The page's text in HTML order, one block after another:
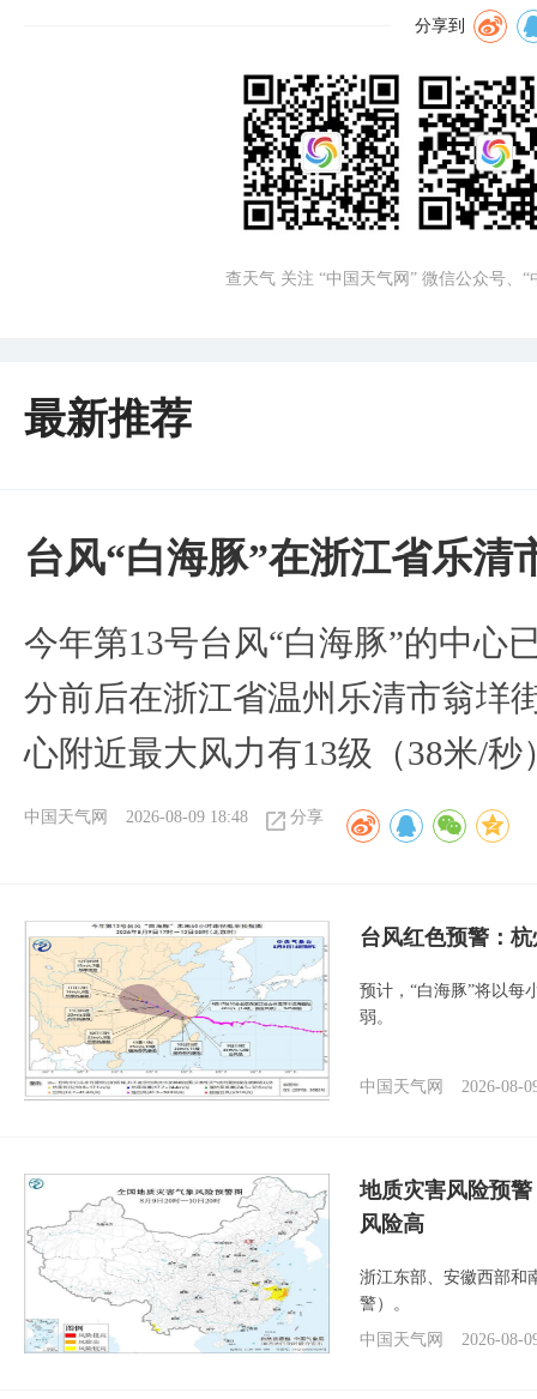
分享到
查天气 关注 “中国天气网” 微信公众号、
最新推荐
台风“白海豚”在浙江省乐清
今年第13号台风“白海豚”的中心
分前后在浙江省温州乐清市翁垟
心附近最大风力有13级（38米/秒
中国天气网 2026-08-09 18:48 分享
台风红色预警：
预计，“白海豚”将以每
弱。
中国天气网 2026-08-
地质灾害风险预
风险高
浙江东部、安徽西部和
警）。
中国天气网
2026-08-